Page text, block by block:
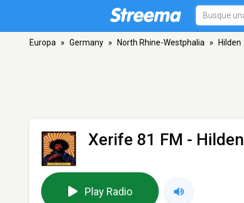
Europa » Germany » North Rhine-Westphalia » Hilden
Xerife 81 FM - Hilden
Play Radio